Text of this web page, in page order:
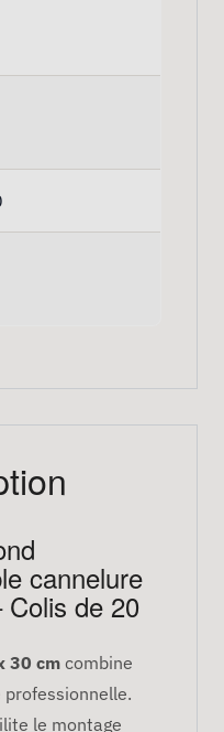
cannelure
de 20
30 cm combine
le montage